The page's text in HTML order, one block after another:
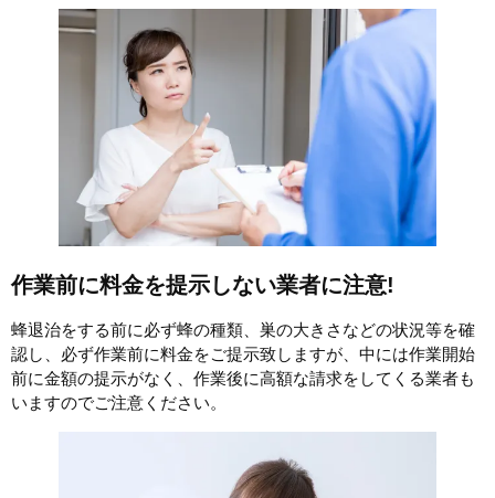
作業前に料金を提示しない業者に注意!
蜂退治をする前に必ず蜂の種類、巣の大きさなどの状況等を確
認し、必ず作業前に料金をご提示致しますが、中には作業開始
前に金額の提示がなく、作業後に高額な請求をしてくる業者も
いますのでご注意ください。